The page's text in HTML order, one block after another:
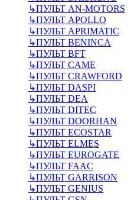
↳ПУЛЬТ AN-MOTORS
↳ПУЛЬТ APOLLO
↳ПУЛЬТ APRIMATIC
↳ПУЛЬТ BENINCA
↳ПУЛЬТ BFT
↳ПУЛЬТ CAME
↳ПУЛЬТ CRAWFORD
↳ПУЛЬТ DASPI
↳ПУЛЬТ DEA
↳ПУЛЬТ DITEC
↳ПУЛЬТ DOORHAN
↳ПУЛЬТ ECOSTAR
↳ПУЛЬТ ELMES
↳ПУЛЬТ EUROGATE
↳ПУЛЬТ FAAC
↳ПУЛЬТ GARRISON
↳ПУЛЬТ GENIUS